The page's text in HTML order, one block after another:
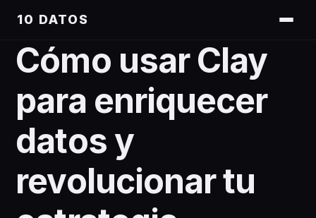
10 DATOS
Cómo usar Clay
para enriquecer
datos y
revolucionar tu